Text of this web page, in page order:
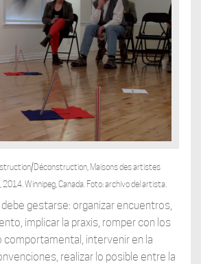
Déconstruction, Maisons des artistes
Winnipeg, Canada. Foto: archivo del artista.
gestarse: organizar encuentros,
implicar la praxis, romper con los
comportamental, intervenir en la
realizar lo posible entre la